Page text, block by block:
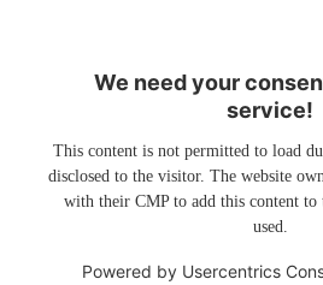
We need your
service!
This content is not permitted to load
disclosed to the visitor. The website
with their CMP to add this content to
used.
Powered by Usercentrics